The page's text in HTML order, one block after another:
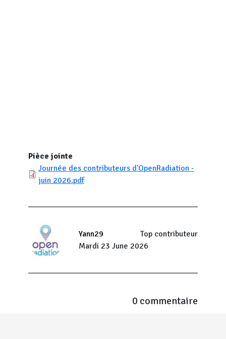
Pièce jointe
Journée des contributeurs d'OpenRadiation -
juin 2026.pdf
Yann29
Top contributeur
Mardi 23 June 2026
0 commentaire